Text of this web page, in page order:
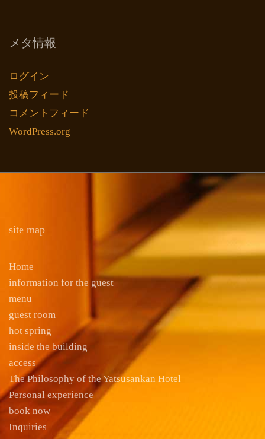
メタ情報
ログイン
投稿フィード
コメントフィード
WordPress.org
site map
Home
information for the guest
menu
guest room
hot spring
inside the building
access
The Philosophy of the Yatsusankan Hotel
Personal experience
book now
Inquiries